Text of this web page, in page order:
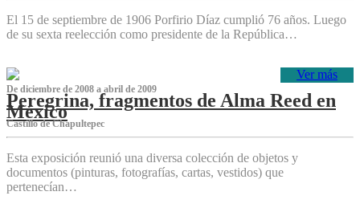
El 15 de septiembre de 1906 Porfirio Díaz cumplió 76 años. Luego
de su sexta reelección como presidente de la República…
Ver más
De diciembre de 2008 a abril de 2009
Peregrina, fragmentos de Alma Reed en
México
Castillo de Chapultepec
Esta exposición reunió una diversa colección de objetos y
documentos (pinturas, fotografías, cartas, vestidos) que
pertenecían…